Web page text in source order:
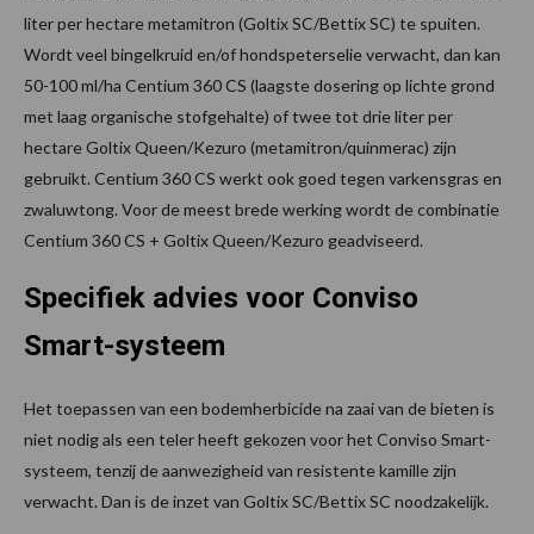
liter per hectare metamitron (Goltix SC/Bettix SC) te spuiten.
Wordt veel bingelkruid en/of hondspeterselie verwacht, dan kan
50-100 ml/ha Centium 360 CS (laagste dosering op lichte grond
met laag organische stofgehalte) of twee tot drie liter per
hectare Goltix Queen/Kezuro (metamitron/quinmerac) zijn
gebruikt. Centium 360 CS werkt ook goed tegen varkensgras en
zwaluwtong. Voor de meest brede werking wordt de combinatie
Centium 360 CS + Goltix Queen/Kezuro geadviseerd.
Specifiek advies voor Conviso
Smart-systeem
Het toepassen van een bodemherbicide na zaai van de bieten is
niet nodig als een teler heeft gekozen voor het Conviso Smart-
systeem, tenzij de aanwezigheid van resistente kamille zijn
verwacht. Dan is de inzet van Goltix SC/Bettix SC noodzakelijk.